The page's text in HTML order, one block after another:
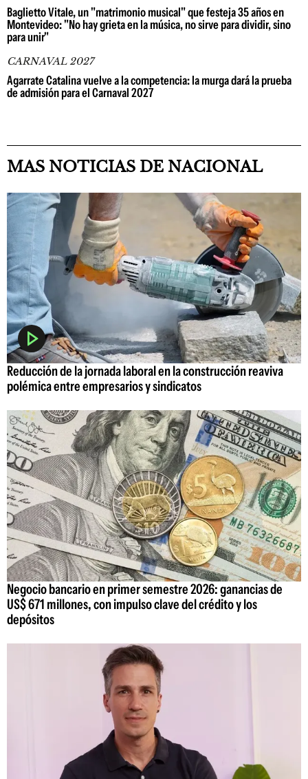
Baglietto Vitale, un "matrimonio musical" que festeja 35 años en
Montevideo: "No hay grieta en la música, no sirve para dividir, sino
para unir"
CARNAVAL 2027
Agarrate Catalina vuelve a la competencia: la murga dará la prueba
de admisión para el Carnaval 2027
MAS NOTICIAS DE NACIONAL
Reducción de la jornada laboral en la construcción reaviva
polémica entre empresarios y sindicatos
Negocio bancario en primer semestre 2026: ganancias de
US$ 671 millones, con impulso clave del crédito y los
depósitos